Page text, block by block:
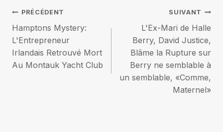
Navigation
de
l’article
PRÉCÉDENT
Hamptons Mystery:
L'Entrepreneur
Irlandais Retrouvé Mort
Au Montauk Yacht Club
SUIVANT
L'Ex-Mari de Halle
Berry, David Justice,
Blâme la Rupture sur
Berry ne semblable à
un semblable, «Comme,
Maternel»